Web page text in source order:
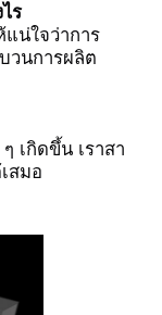
ร
น่ใจว่าการ
วนการผลิต
กิดขึ้น เราสา
สมอ